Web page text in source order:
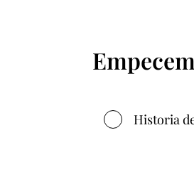
Historia